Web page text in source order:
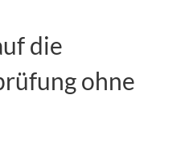
die
ohne